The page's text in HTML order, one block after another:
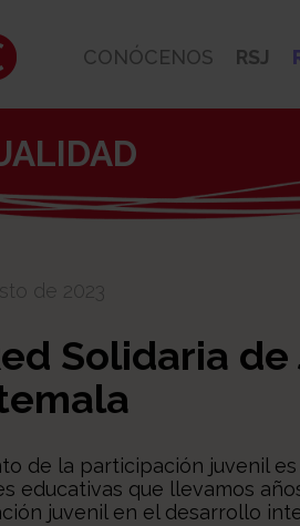
CONÓCENOS RSJ
de 2023
Solidaria
de la participación juvenil
educativas que llevamos
juvenil en el desarrollo